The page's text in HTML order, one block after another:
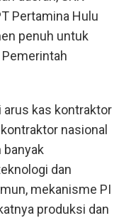
Pertamina Hulu
penuh untuk
arus kas kontraktor
nasional
dan
mekanisme PI
produksi dan